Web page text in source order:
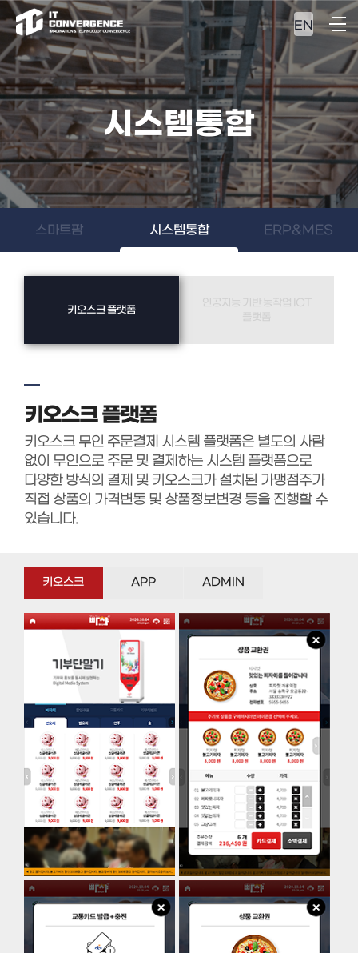
EN
시스템통합
스마트팜 시스템통합 ERP&MES
키오스크 플랫폼
키오스크 플랫폼
키오스크 무인 주문결제 시스템 플랫폼은 별도의 사람
없이 무인으로 주문 및 결제하는 시스템 플랫폼으로
다양한 방식의 결제 및 키오스크가 설치된 가맹점주가
직접 상품의 가격변동 및 상품정보변경 등을 진행할 수
있습니다.
키오스크 APP ADMIN